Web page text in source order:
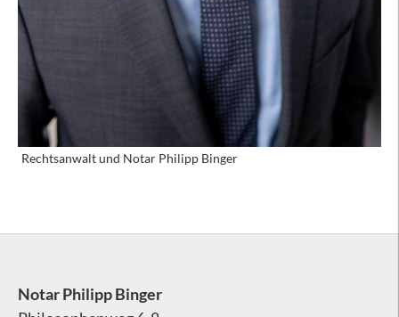
Rechtsanwalt und Notar Philipp Binger
Notar Philipp Binger